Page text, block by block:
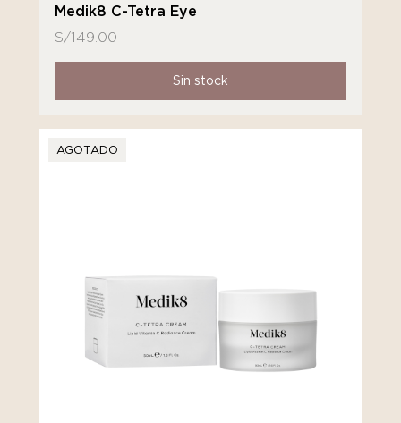
Medik8 C-Tetra Eye
S/149.00
Sin stock
AGOTADO